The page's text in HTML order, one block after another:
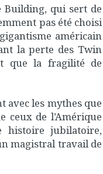
Building, qui sert de
pas été choisi
américain
la perte des Twin
que la fragilité de
les mythes que
ceux de l’Amérique
histoire jubilatoire,
magistral travail de